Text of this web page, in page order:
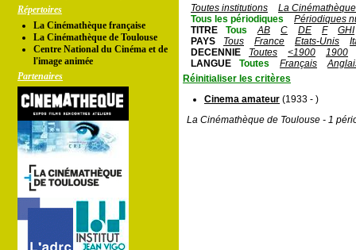
Répertoires
La Cinémathèque française
La Cinémathèque de Toulouse
Centre National du Cinéma et de
l'image animée
Partenaires
Toutes institutions
La
Tous les périodiques
Périodiques
TITRE
Tous AB C DE F
GHI
PAYS
Tous France Etats-Unis
DECENNIE
Toutes <1900
1900
LANGUE
Toutes Français
Réinitialiser les critères
Cinema amateur (1933 - )
La Cinémathèque de Toulouse - 1